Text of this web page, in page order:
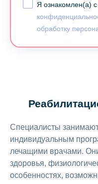
Я ознакомлен(а) с
обработку
Специалисты
индивидуальным
лечащими врачами.
здоровья,
особенностях,